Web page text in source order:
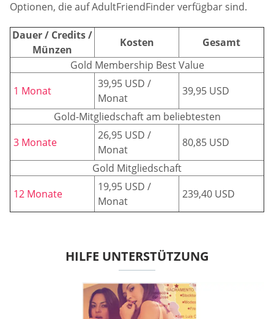
Optionen, die auf AdultFriendFinder verfügbar sind.
Dauer / Credits /
Münzen
Kosten
Gesamt
Gold Membership Best Value
1 Monat
39,95 USD /
Monat
39,95 USD
Gold-Mitgliedschaft am beliebtesten
3 Monate
26,95 USD /
Monat
80,85 USD
Gold Mitgliedschaft
12 Monate
19,95 USD /
Monat
239,40 USD
HILFE UNTERSTÜTZUNG